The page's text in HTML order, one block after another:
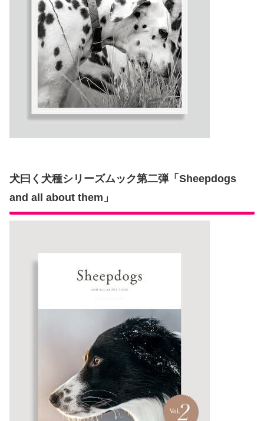
犬曰く犬種シリーズムック第二弾「Sheepdogs
and all about them」